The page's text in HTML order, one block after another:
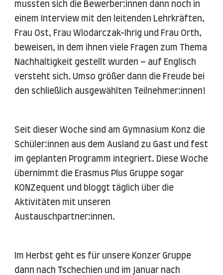
mussten sich die Bewerber:innen dann noch in
einem Interview mit den leitenden Lehrkräften,
Frau Ost, Frau Wlodarczak-Ihrig und Frau Orth,
beweisen, in dem ihnen viele Fragen zum Thema
Nachhaltigkeit gestellt wurden – auf Englisch
versteht sich. Umso größer dann die Freude bei
den schließlich ausgewählten Teilnehmer:innen!
Seit dieser Woche sind am Gymnasium Konz die
Schüler:innen aus dem Ausland zu Gast und fest
im geplanten Programm integriert. Diese Woche
übernimmt die Erasmus Plus Gruppe sogar
KONZequent und bloggt täglich über die
Aktivitäten mit unseren
Austauschpartner:innen.
Im Herbst geht es für unsere Konzer Gruppe
dann nach Tschechien und im Januar nach